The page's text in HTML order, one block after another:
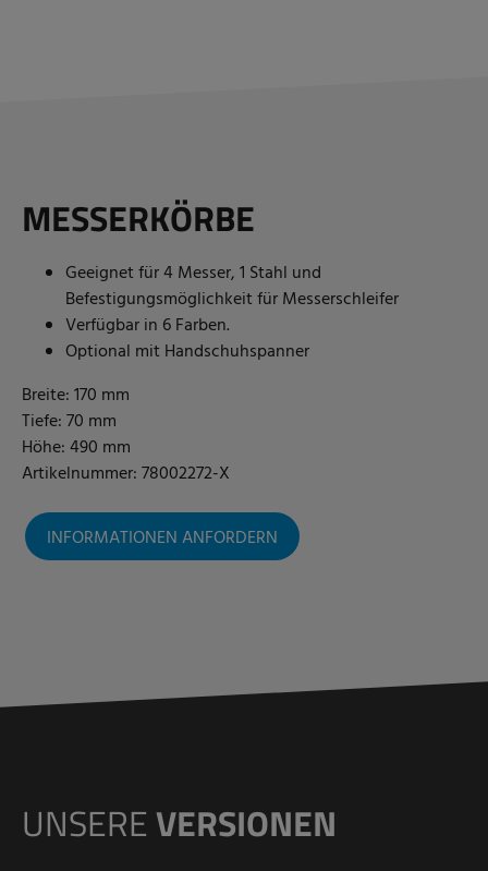
MESSERKÖRBE
Geeignet für 4 Messer, 1 Stahl und
Befestigungsmöglichkeit für Messerschleifer
Verfügbar in 6 Farben.
Optional mit Handschuhspanner
Breite: 170 mm
Tiefe: 70 mm
Höhe: 490 mm
Artikelnummer: 78002272-X
INFORMATIONEN ANFORDERN
UNSEREVERSIONEN